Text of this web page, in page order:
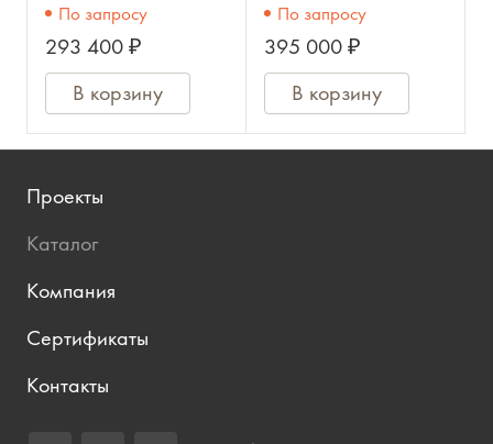
По запросу
293 400 ₽
В корзину
По запросу
395 000 ₽
В корзину
Проекты
Каталог
Компания
Сертификаты
Контакты